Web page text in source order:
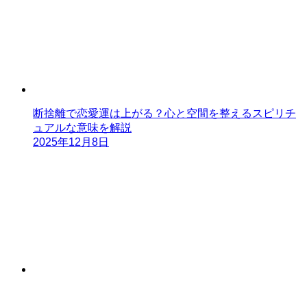
断捨離で恋愛運は上がる？心と空間を整えるスピリチ
ュアルな意味を解説
2025年12月8日